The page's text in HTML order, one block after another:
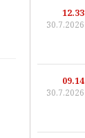
12.33
30.7.2026
09.14
30.7.2026